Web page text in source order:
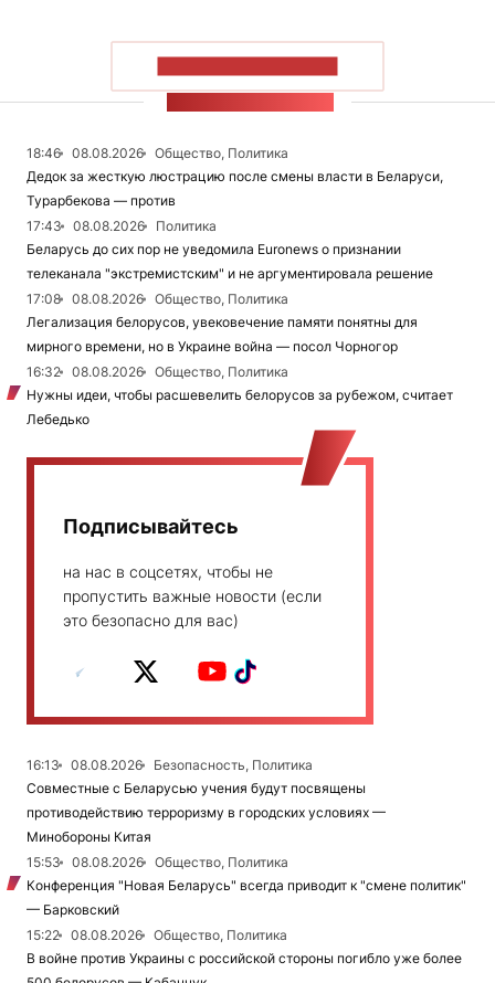
18:46 08.08.2026
Общество, Политика
Дедок за жесткую люстрацию после смены власти в Беларуси,
Турарбекова — против
17:43
08.08.2026
Политика
Беларусь до сих пор не уведомила Euronews о признании
телеканала "экстремистским" и не аргументировала решение
17:08
08.08.2026
Общество, Политика
Легализация белорусов, увековечение памяти понятны для
мирного времени, но в Украине война — посол Чорногор
16:32
08.08.2026
Общество, Политика
Нужны идеи, чтобы расшевелить белорусов за рубежом, считает
Лебедько
Подписывайтесь
на нас в соцсетях, чтобы не
пропустить важные новости (если
это безопасно для вас)
16:13 08.08.2026
Безопасность, Политика
Совместные с Беларусью учения будут посвящены
противодействию терроризму в городских условиях —
Минобороны Китая
15:53
08.08.2026
Общество, Политика
Конференция "Новая Беларусь" всегда приводит к "смене политик"
— Барковский
15:22
08.08.2026
Общество, Политика
В войне против Украины с российской стороны погибло уже более